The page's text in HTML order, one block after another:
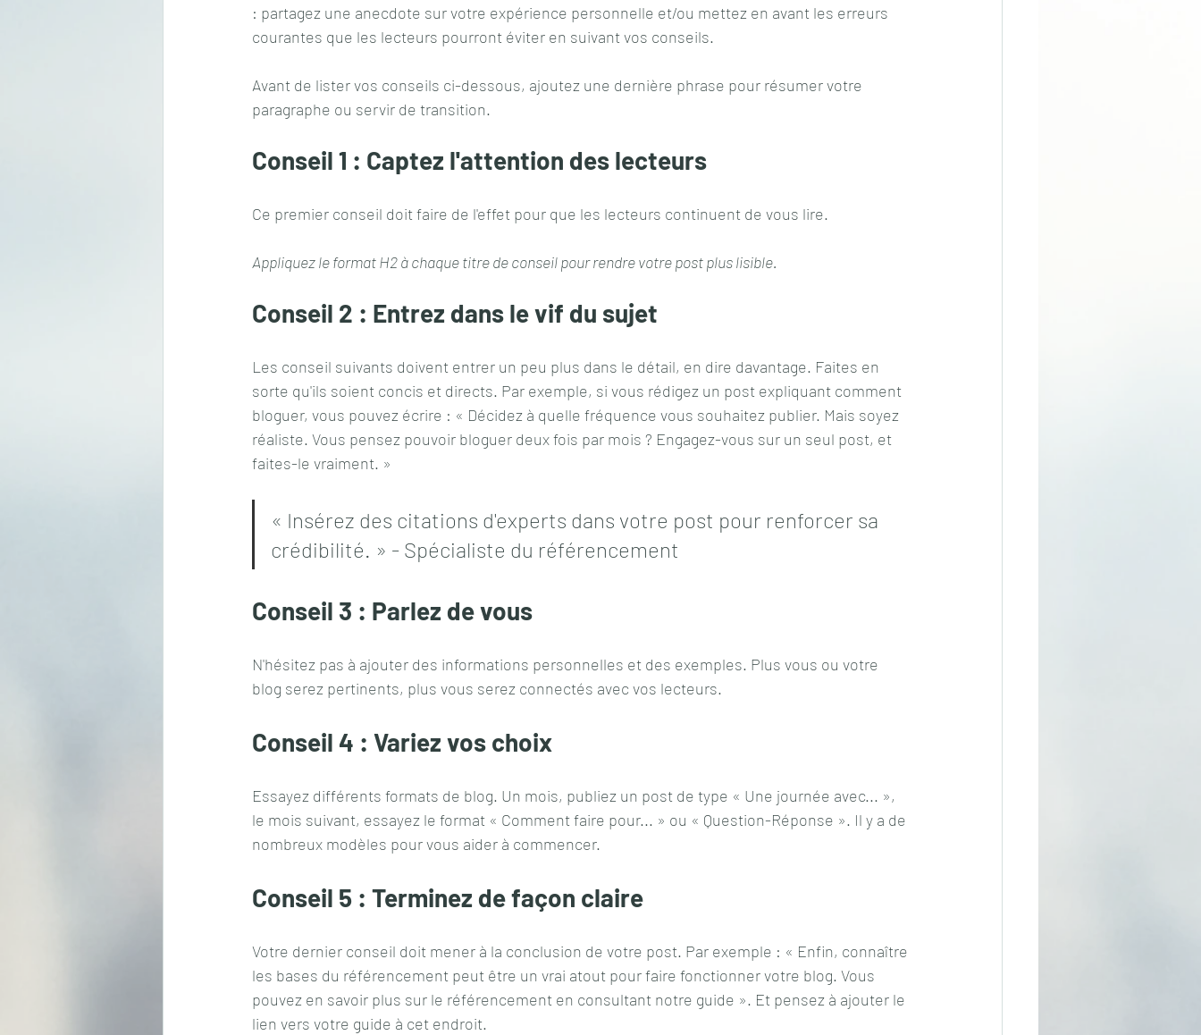
: partagez une anecdote sur votre expérience personnelle et/ou mettez en avant les erreurs
courantes que les lecteurs pourront éviter en suivant vos conseils.
Avant de lister vos conseils ci-dessous, ajoutez une dernière phrase pour résumer votre
paragraphe ou servir de transition.
Conseil 1 : Captez l'attention des lecteurs
Ce premier conseil doit faire de l'effet pour que les lecteurs continuent de vous lire.
Appliquez le format H2 à chaque titre de conseil pour rendre votre post plus lisible.
Conseil 2 : Entrez dans le vif du sujet
Les conseil suivants doivent entrer un peu plus dans le détail, en dire davantage. Faites en
sorte qu'ils soient concis et directs. Par exemple, si vous rédigez un post expliquant comment
bloguer, vous pouvez écrire : « Décidez à quelle fréquence vous souhaitez publier. Mais soyez
réaliste. Vous pensez pouvoir bloguer deux fois par mois ? Engagez-vous sur un seul post, et
faites-le vraiment. »
« Insérez des citations d'experts dans votre post pour renforcer sa
crédibilité. » - Spécialiste du référencement
Conseil 3 : Parlez de vous
N'hésitez pas à ajouter des informations personnelles et des exemples. Plus vous ou votre
blog serez pertinents, plus vous serez connectés avec vos lecteurs.
Conseil 4 : Variez vos choix
Essayez différents formats de blog. Un mois, publiez un post de type « Une journée avec... »,
le mois suivant, essayez le format « Comment faire pour... » ou « Question-Réponse ». Il y a de
nombreux modèles pour vous aider à commencer.
Conseil 5 : Terminez de façon claire
Votre dernier conseil doit mener à la conclusion de votre post. Par exemple : « Enfin, connaître
les bases du référencement peut être un vrai atout pour faire fonctionner votre blog. Vous
pouvez en savoir plus sur le référencement en consultant notre guide ». Et pensez à ajouter le
lien vers votre guide à cet endroit.